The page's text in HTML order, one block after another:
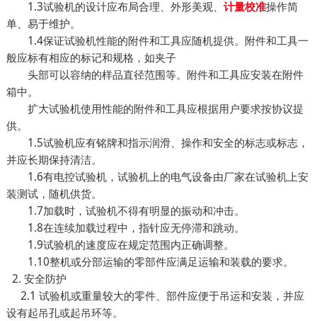
1.3试验机的设计应布局合理、外形美观、
计量校准操作简
单、易于维护。
1.4保证试验机性能的附件和工具应随机提供。附件和工具一
般应标有相应的标记和规格，如夹子
头部可以容纳的样品直径范围等。附件和工具应安装在附件
箱中。
扩大试验机使用性能的附件和工具应根据用户要求按协议提
供。
1.5试验机应有铭牌和指示润滑、操作和安全的标志或标志，
并应长期保持清洁。
1.6有电控试验机，试验机上的电气设备由厂家在试验机上安
装测试，随机供货。
1.7加载时，试验机不得有明显的振动和冲击。
1.8在连续加载过程中，指针应无停滞和跳动。
1.9试验机的速度应在规定范围内正确调整。
1.10整机或分部运输的零部件应满足运输和装载的要求。
2. 安全防护
2.1 试验机或重量较大的零件、部件应便于吊运和安装，并应
设有起吊孔或起吊环等。